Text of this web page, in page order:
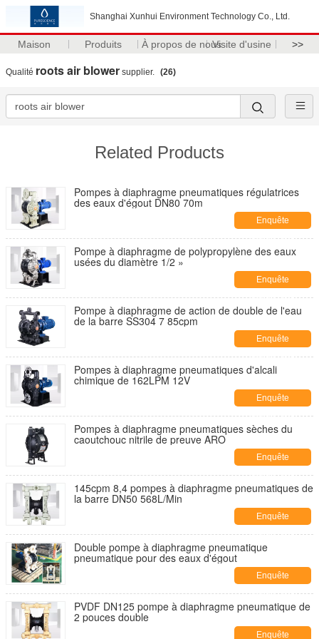
Shanghai Xunhui Environment Technology Co., Ltd.
Maison Produits À propos de nousVisite d'usine >>
Qualité roots air blower supplier. (26)
Related Products
Pompes à diaphragme pneumatiques régulatrices
des eaux d'égout DN80 70m
Enquête
maintenant
Pompe à diaphragme de polypropylène des eaux
usées du diamètre 1/2 »
Enquête
maintenant
Pompe à diaphragme de action de double de l'eau
de la barre SS304 7 85cpm
Enquête
maintenant
Pompes à diaphragme pneumatiques d'alcali
chimique de 162LPM 12V
Enquête
maintenant
Pompes à diaphragme pneumatiques sèches du
caoutchouc nitrile de preuve ARO
Enquête
maintenant
145cpm 8,4 pompes à diaphragme pneumatiques de
la barre DN50 568L/Min
Enquête
maintenant
Double pompe à diaphragme pneumatique
pneumatique pour des eaux d'égout
Enquête
maintenant
PVDF DN125 pompe à diaphragme pneumatique de
2 pouces double
Enquête